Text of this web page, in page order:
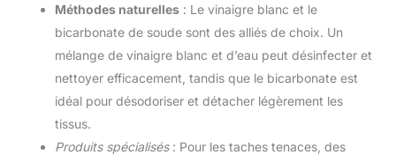
Méthodes naturelles : Le vinaigre blanc et le
bicarbonate de soude sont des alliés de choix. Un
mélange de vinaigre blanc et d’eau peut désinfecter et
nettoyer efficacement, tandis que le bicarbonate est
idéal pour désodoriser et détacher légèrement les
tissus.
Produits spécialisés: Pour les taches tenaces, des